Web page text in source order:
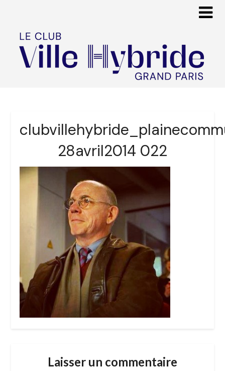
28avril2014 022
Laisser un commentaire